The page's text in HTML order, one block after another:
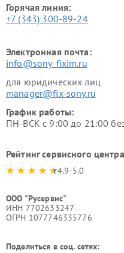
Горячая линия:
+7 (343) 300-89-24
Электронная почта:
info@sony-fixim.ru
для юридических лиц
manager@fix-sony.ru
График работы:
ПН-ВСК с 9:00 до 21:00
Рейтинг сервисного центра
4.9-5.0
ООО "Русервис"
ИНН 7702633247
ОГРН 1077746335776
Поделиться в соц. сетях: